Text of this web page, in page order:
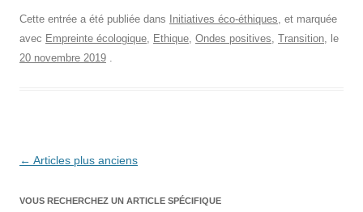
Cette entrée a été publiée dans Initiatives éco-éthiques, et marquée
avec Empreinte écologique, Ethique, Ondes positives, Transition, le
20 novembre 2019 .
Navigation
articles
← Articles plus anciens
VOUS RECHERCHEZ UN ARTICLE SPÉCIFIQUE